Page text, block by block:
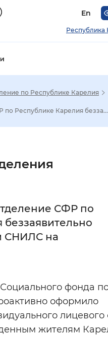
En
Республика
отображения
сайта
фон
по Республике Карелия
по Республике Карелия безза...
СФР по
СНИЛС на
фонда
оформило
лицевого
жителям